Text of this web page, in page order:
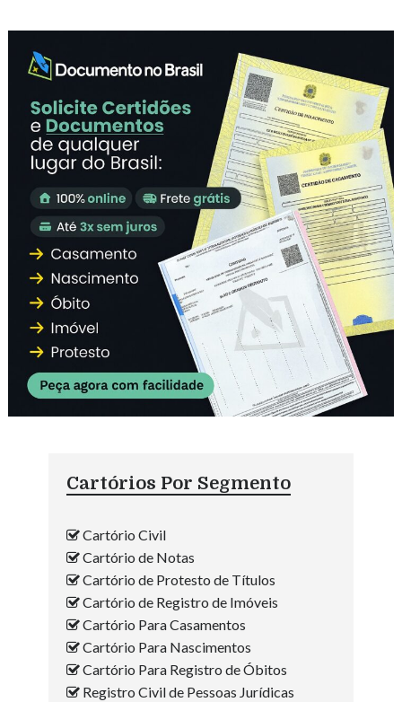
Cartórios Por Segmento
Cartório Civil
Cartório de Notas
Cartório de Protesto de Títulos
Cartório de Registro de Imóveis
Cartório Para Casamentos
Cartório Para Nascimentos
Cartório Para Registro de Óbitos
Registro Civil de Pessoas Jurídicas